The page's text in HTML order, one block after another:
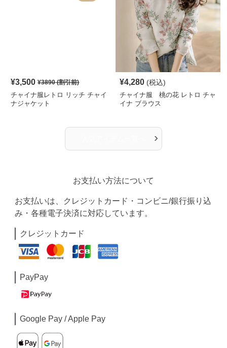
¥3,500 ¥3890(割引前)
チャイナ服レトロ リッチ チャイ
ナジャケット
¥4,280 (税込)
チャイナ服 桃の花 レトロ チャ
イナ ブラウス
›
お支払い方法について
お支払いは、クレジットカード・コンビニ/銀行振り込
み・各種電子決済に対応しています。
クレジットカード
PayPay
Google Pay / Apple Pay